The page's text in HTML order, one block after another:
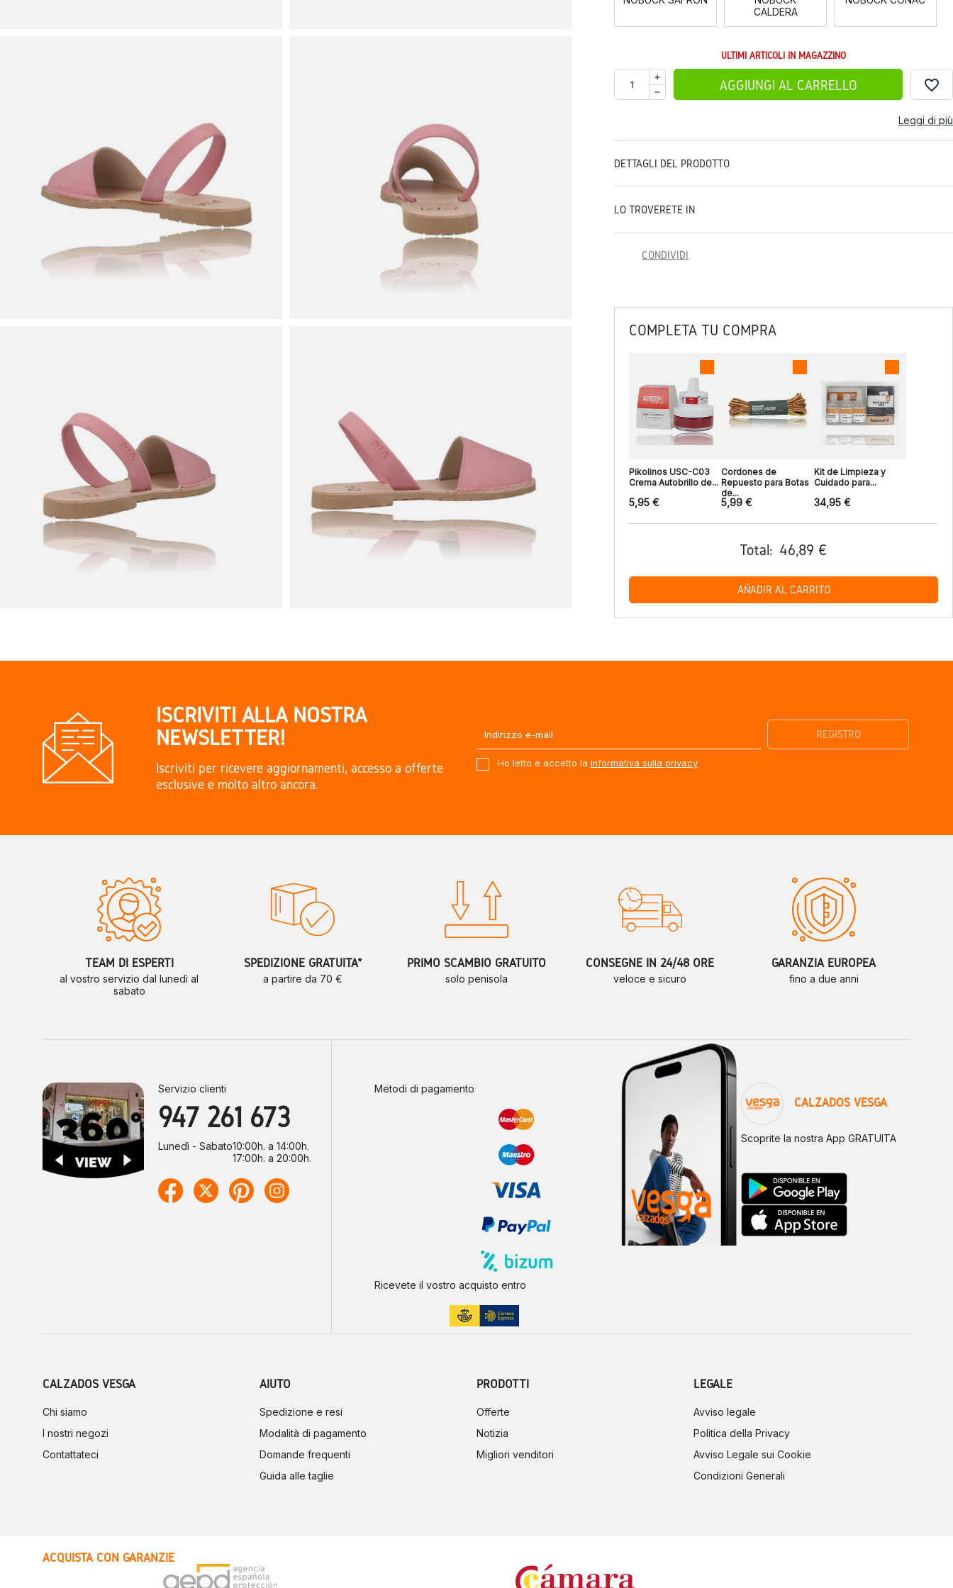
CALDERA
ULTIMI ARTICOLI IN MAGAZZINO
AGGIUNGI AL CARRELLO favorite_border
Leggi di più
DETTAGLI DEL PRODOTTO
LO TROVERETE IN
CONDIVIDI
COMPLETA TU COMPRA
Pikolinos USC-C03
Crema Autobrillo de...
5,95 €
Cordones de
Repuesto para Botas
de...
5,99 €
Kit de Limpieza y
Cuidado para...
34,95 €
Total: 46,89 €
AÑADIR AL CARRITO
ISCRIVITI ALLA NOSTRA
NEWSLETTER!
Iscriviti per ricevere aggiornamenti, accesso a offerte
esclusive e molto altro ancora.
Ho letto e accetto la informativa sulla privacy
TEAM DI ESPERTI
al vostro servizio dal lunedì al
sabato
SPEDIZIONE GRATUITA*
a partire da 70 €
PRIMO SCAMBIO GRATUITO
solo penisola
CONSEGNE IN 24/48 ORE
veloce e sicuro
GARANZIA EUROPEA
fino a due anni
Servizio clienti
947 261 673
Lunedì - Sabato10:00h. a 14:00h.
17:00h. a 20:00h.
Metodi di pagamento
Ricevete il vostro acquisto entro
CALZADOS VESGA
Scoprite la nostra App GRATUITA
CALZADOS VESGA
Chi siamo
I nostri negozi
Contattateci
AIUTO
Spedizione e resi
Modalità di pagamento
Domande frequenti
Guida alle taglie
PRODOTTI
Offerte
Notizia
Migliori venditori
LEGALE
Avviso legale
Politica della Privacy
Avviso Legale sui Cookie
Condizioni Generali
ACQUISTA CON GARANZIE